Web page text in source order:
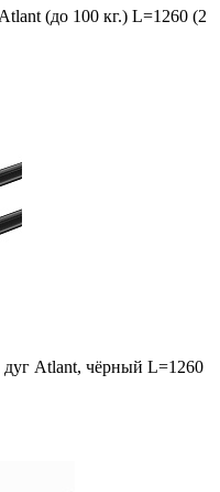
(до 100 кг.) L=1260 (2
Atlant, чёрный L=1260